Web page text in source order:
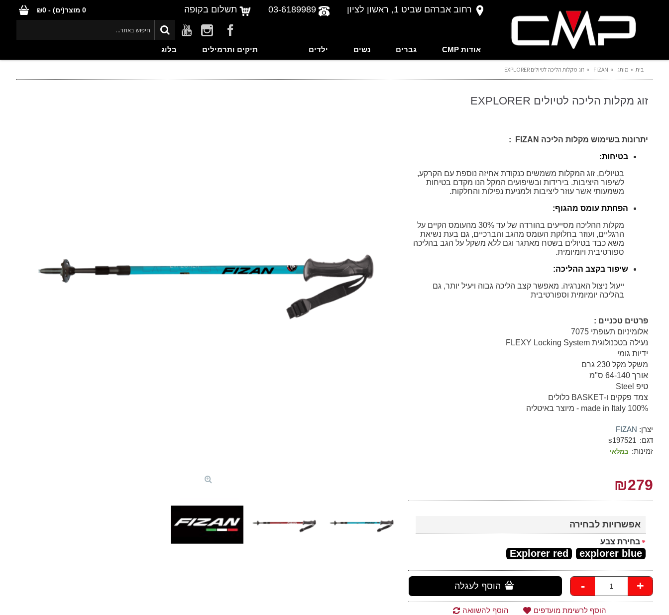
רחוב אברהם שביט 1, ראשון לציון 03-6189989 תשלום בקופה 0 מוצר(ים) - ₪0
אודות CMP גברים נשים ילדים תיקים ותרמילים בלוג
בית מותג FIZAN זוג מקלות הליכה לטיולים EXPLORER
זוג מקלות הליכה לטיולים EXPLORER
יתרונות בשימוש מקלות הליכה FIZAN
:
בטיחות:
בטיולים, זוג המקלות משמשים כנקודת אחיזה נוספת עם הקרקע,
לשיפור היציבות. בירידות ובשיפועים המקל הנו מקדם בטיחות
משמעותי אשר עוזר ליציבות ולמניעת נפילות והחלקות.
הפחתת עומס מהגוף:
מקלות ההליכה מסייעים בהורדה של עד 30% מהעומס הקיים על
הרגליים, ועוזר בחלוקת העומס מהגב והברכיים, גם בעת נשיאת
משא כבד בטיולים בשטח מאתגר וגם ללא משקל על הגב בהליכה
ספורטיבית ויומיומית.
שיפור בקצב ההליכה:
ייעול ניצול האנרגיה. מאפשר קצב הליכה גבוה ויעיל יותר, גם
בהליכה יומיומית וספורטיבית
פרטים טכניים :
אלומיניום תעופתי 7075
נעילה בטכנולוגית FLEXY Locking System
ידיות גומי
משקל מקל 230 גרם
אורך 64-140 ס"מ
טיפ Steel
צמד פקקים ו-BASKET כלולים
100% made in Italy - מיוצר באיטליה
יצרן: FIZAN
דגם: s197521
זמינות: במלאי
₪279
אפשרויות לבחירה
בחירת צבע
explorer blue
Explorer red
- + הוסף לעגלה
הוסף לרשימת מועדפים הוסף להשוואה